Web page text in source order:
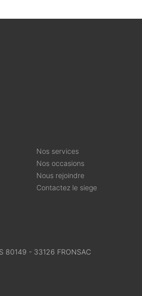
Nos services
Nos occasions
Nous rejoindre
Contactez le siege
80149 - 33126 FRONSAC